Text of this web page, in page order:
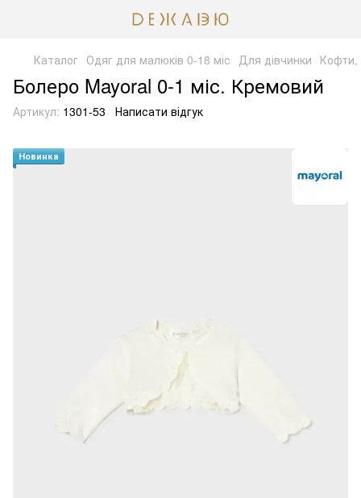
Каталог Одяг для малюків 0-18 міс Для дівчинки Кофти,
Болеро Mayoral 0-1 міс. Кремовий
Артикул: 1301-53 Написати відгук
Новинка